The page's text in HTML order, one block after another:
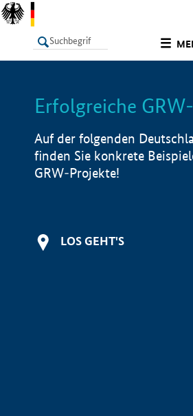
LISTE
Erfolgreiche
Auf der folgenden
finden Sie konkrete
GRW-Projekte!
LOS GEHT'S